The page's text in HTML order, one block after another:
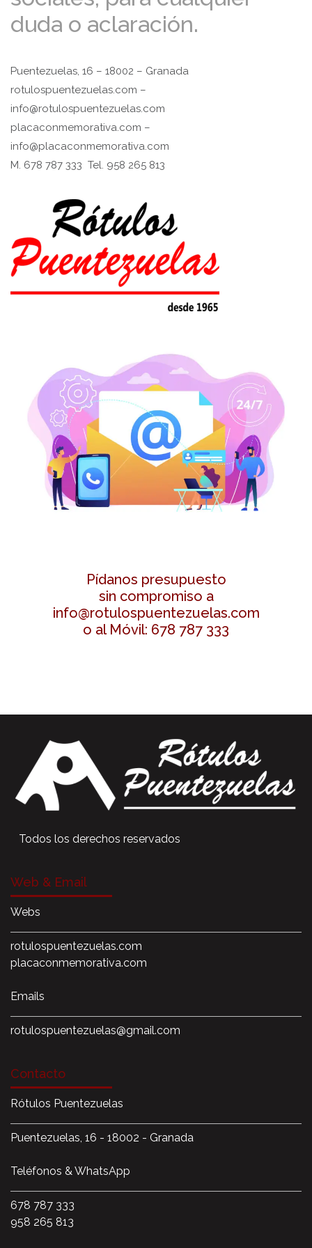
duda o aclaración.
Puentezuelas, 16 – 18002 – Granada
rotulospuentezuelas.com –
info@rotulospuentezuelas.com
placaconmemorativa.com –
info@placaconmemorativa.com
M. 678 787 333 Tel. 958 265 813
Pídanos presupuesto
sin compromiso a
info@rotulospuentezuelas.com
o al Móvil: 678 787 333
Todos los derechos reservados
Web & Email
Webs
rotulospuentezuelas.com
placaconmemorativa.com
Emails
rotulospuentezuelas@gmail.com
Contacto
Rótulos Puentezuelas
Puentezuelas, 16 - 18002 - Granada
Teléfonos & WhatsApp
678 787 333
958 265 813